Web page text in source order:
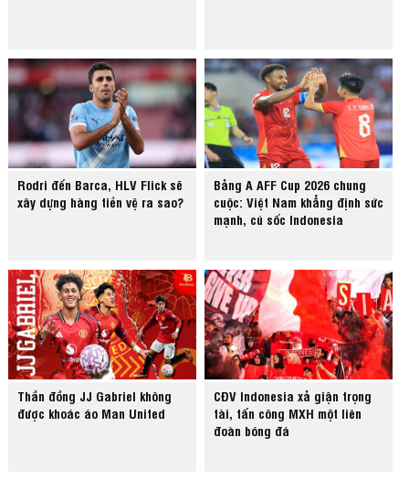
Rodri đến Barca, HLV Flick sẽ
xây dựng hàng tiền vệ ra sao?
Bảng A AFF Cup 2026 chung
cuộc: Việt Nam khẳng định sức
mạnh, cú sốc Indonesia
Thần đồng JJ Gabriel không
được khoác áo Man United
CĐV Indonesia xả giận trọng
tài, tấn công MXH một liên
đoàn bóng đá